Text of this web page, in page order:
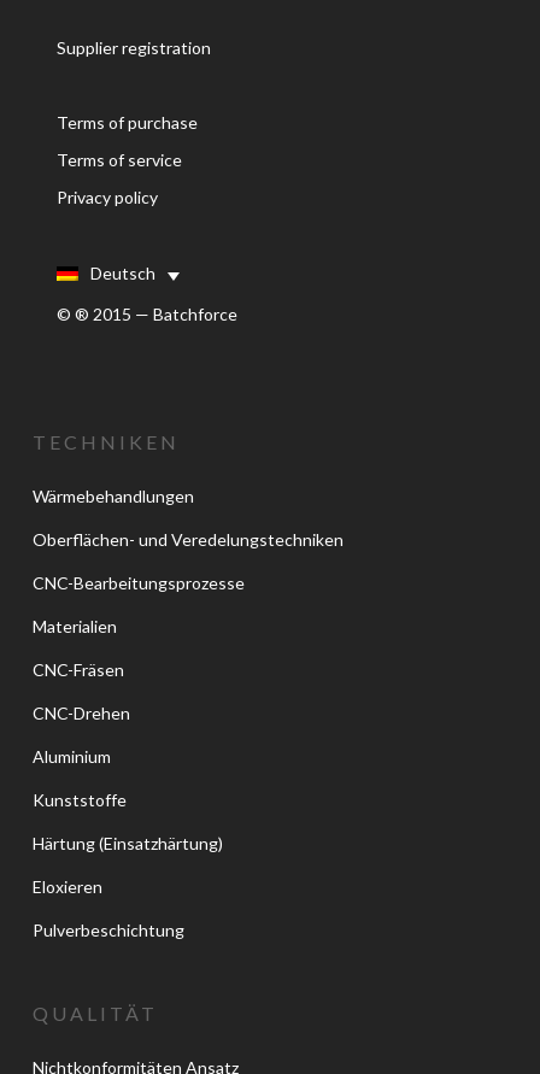
Supplier registration
Terms of purchase
Terms of service
Privacy policy
Deutsch
© ® 2015 — Batchforce
TECHNIKEN
Wärmebehandlungen
Oberflächen- und Veredelungstechniken
CNC-Bearbeitungsprozesse
Materialien
CNC-Fräsen
CNC-Drehen
Aluminium
Kunststoffe
Härtung (Einsatzhärtung)
Eloxieren
Pulverbeschichtung
QUALITÄT
Nichtkonformitäten Ansatz